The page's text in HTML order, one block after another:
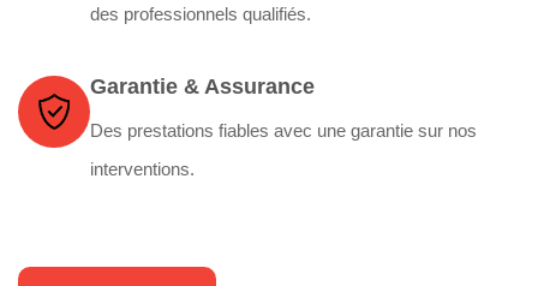
des professionnels qualifiés.
Garantie & Assurance
Des prestations fiables avec une garantie sur nos
interventions.